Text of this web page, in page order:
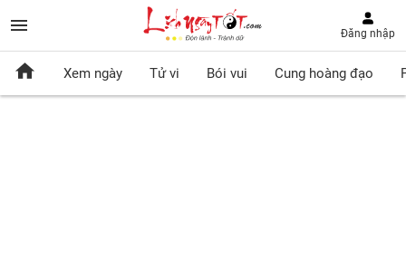
Đăng nhập
Xem ngày Tử vi Bói vui Cung hoàng đạo